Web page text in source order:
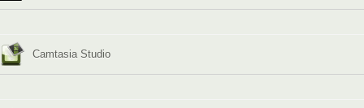
Camtasia Studio